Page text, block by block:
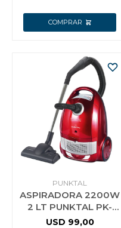
PUNKTAL
ASPIRADORA 2200W
2 LT PUNKTAL PK-
9670
USD 99,00
Gastronomía
Ferretería
Vestimenta y calzado